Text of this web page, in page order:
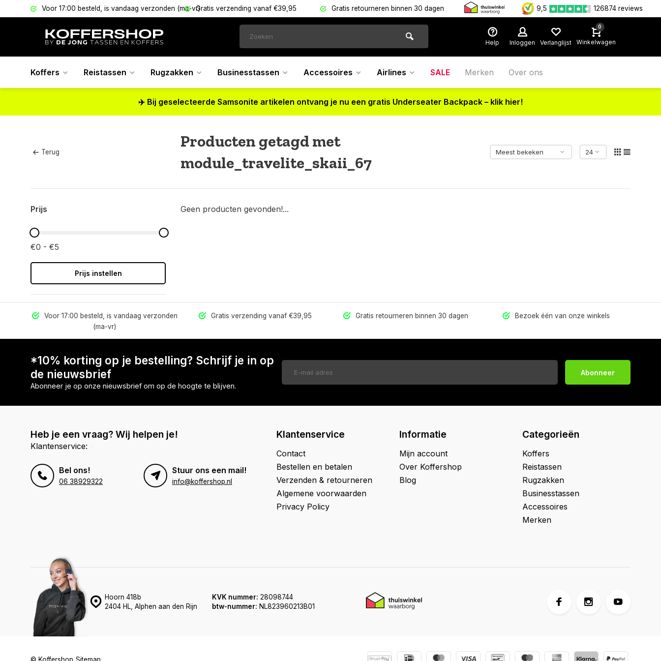
Voor 17:00 besteld, is vandaag verzonden (ma-vr)Gratis verzending vanaf €39,95 Gratis retourneren binnen 30 dagen 9,5 126874 reviews
Help Inloggen Verlanglijst
0
Winkelwagen
Koffers Reistassen Rugzakken Businesstassen Accessoires Airlines SALE Merken Over ons
✈️ Bij geselecteerde Samsonite artikelen ontvang je nu een gratis Underseater Backpack – klik hier!
Terug
Producten getagd met
module_travelite_skaii_67
Prijs
€0 - €5
Prijs instellen
Geen producten gevonden!...
Voor 17:00 besteld, is vandaag verzonden
(ma-vr)
Gratis verzending vanaf €39,95 Gratis retourneren binnen 30 dagen Bezoek één van onze winkels
*10% korting op je bestelling? Schrijf je in op
de nieuwsbrief
Abonneer je op onze nieuwsbrief om op de hoogte te blijven.
Abonneer
Heb je een vraag? Wij helpen je!
Klantenservice:
Bel ons!
06 38929322
Stuur ons een mail!
info@koffershop.nl
Klantenservice
Contact
Bestellen en betalen
Verzenden & retourneren
Algemene voorwaarden
Privacy Policy
Informatie
Mijn account
Over Koffershop
Blog
Categorieën
Koffers
Reistassen
Rugzakken
Businesstassen
Accessoires
Merken
Hoorn 418b
2404 HL, Alphen aan den Rijn
KVK nummer: 28098744
btw-nummer: NL823960213B01